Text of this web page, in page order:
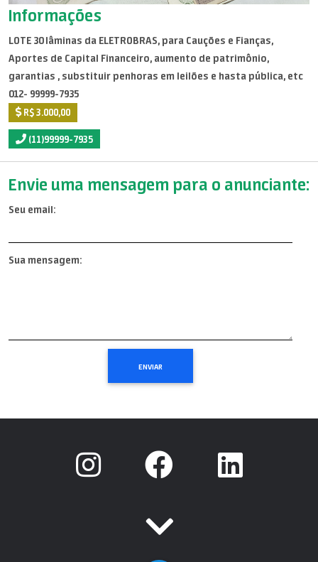
Informações
LOTE 30 lâminas da ELETROBRAS, para Cauções e Fianças,
Aportes de Capital Financeiro, aumento de patrimônio,
garantias , substituir penhoras em leilões e hasta pública, etc
012- 99999-7935
R$ 3.000,00
(11)99999-7935
Envie uma mensagem para o anunciante:
Seu email:
Sua mensagem: